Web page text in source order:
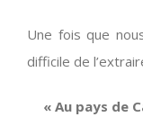
Une fois que
difficile de
« Au pays de